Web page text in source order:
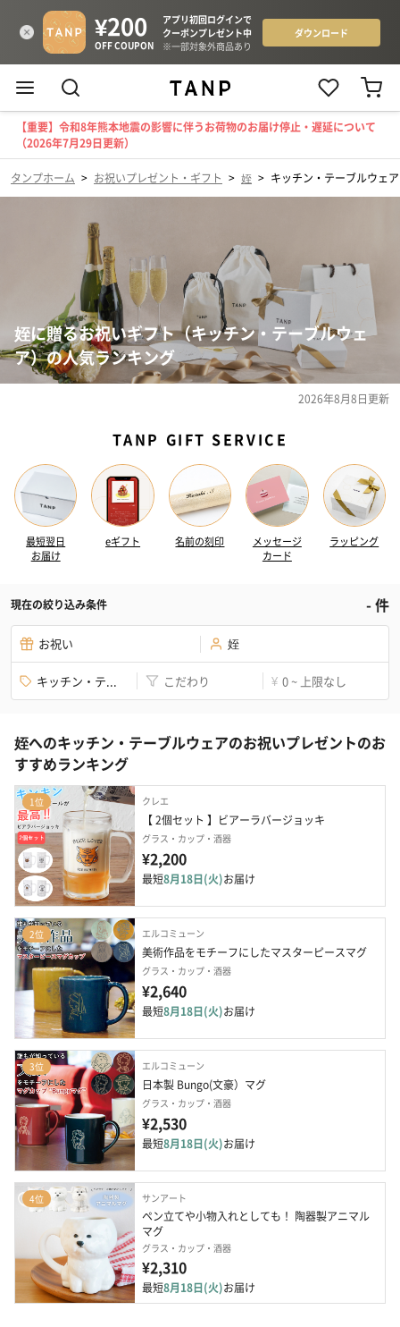
【重要】令和8年熊本地震の影響に伴うお荷物のお届け停止・遅延について
（2026年7月29日更新）
タンプホーム > お祝いプレゼント・ギフト > 姪 > キッチン・テーブルウェア
姪に贈るお祝いギフト（キッチン・テーブルウェ
ア）の人気ランキング
2026年8月8日更新
TANP GIFT SERVICE
最短翌日
お届け
eギフト 名前の刻印
メッセージ
カード
ラッピング
現在の絞り込み条件 -件
お祝い 姪
キッチン・テ... こだわり ¥ 0 ~ 上限なし
姪へのキッチン・テーブルウェアのお祝いプレゼントのお
すすめランキング
1位 クレエ
【 2個セット 】ビアーラバージョッキ
グラス・カップ・酒器
¥2,200
最短8月18日(火)お届け
2位 エルコミューン
美術作品をモチーフにしたマスターピースマグ
グラス・カップ・酒器
¥2,640
最短8月18日(火)お届け
3位 エルコミューン
日本製 Bungo(文豪）マグ
グラス・カップ・酒器
¥2,530
最短8月18日(火)お届け
4位 サンアート
ペン立てや小物入れとしても！ 陶器製アニマル
マグ
グラス・カップ・酒器
¥2,310
最短8月18日(火)お届け